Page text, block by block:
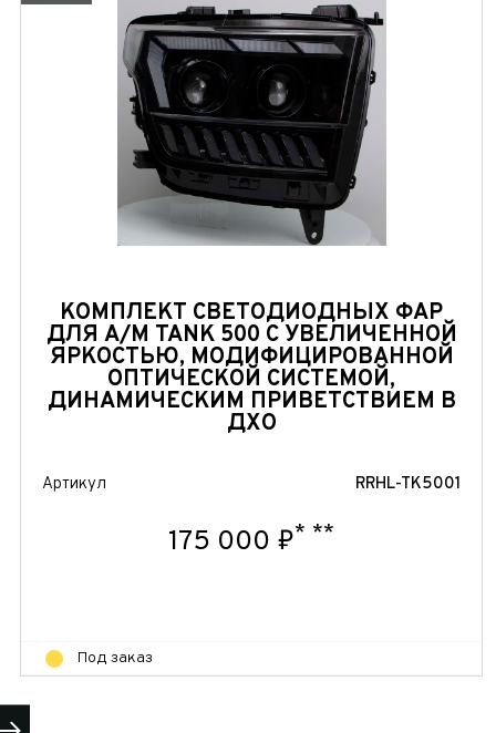
КОМПЛЕКТ СВЕТОДИОДНЫХ ФАР
ДЛЯ А/М TANK 500 С УВЕЛИЧЕННОЙ
ЯРКОСТЬЮ, МОДИФИЦИРОВАННОЙ
ОПТИЧЕСКОЙ СИСТЕМОЙ,
ДИНАМИЧЕСКИМ ПРИВЕТСТВИЕМ В
ДХО
Артикул RRHL-TK5001
175 000 ₽* **
Под заказ